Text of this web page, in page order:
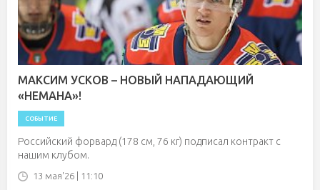
МАКСИМ УСКОВ – НОВЫЙ НАПАДАЮЩИЙ
«НЕМАНА»!
СОБЫТИЕ
Российский форвард (178 см, 76 кг) подписал контракт с
нашим клубом.
13 мая'26 | 11:10